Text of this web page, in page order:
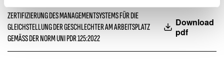
ZERTIFIZIERUNG DES MANAGEMENTSYSTEMS FÜR DIE
GLEICHSTELLUNG DER GESCHLECHTER AM ARBEITSPLATZ
GEMÄSS DER NORM UNI PDR 125:2022
Download
pdf